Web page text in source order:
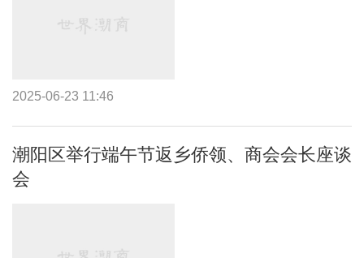
2025-06-23 11:46
潮阳区举行端午节返乡侨领、商会会长座谈
会